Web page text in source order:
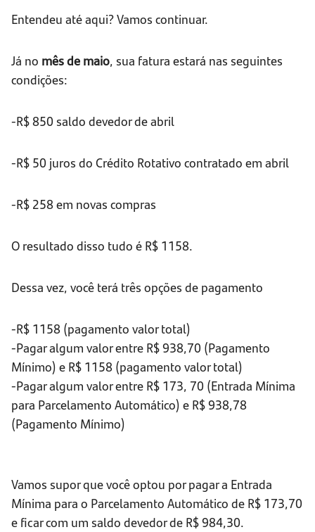
Entendeu até aqui? Vamos continuar.
Já no mês de maio, sua fatura estará nas seguintes
condições:
-R$ 850 saldo devedor de abril
-R$ 50 juros do Crédito Rotativo contratado em abril
-R$ 258 em novas compras
O resultado disso tudo é R$ 1158.
Dessa vez, você terá três opções de pagamento
-R$ 1158 (pagamento valor total)
-Pagar algum valor entre R$ 938,70 (Pagamento
Mínimo) e R$ 1158 (pagamento valor total)
-Pagar algum valor entre R$ 173, 70 (Entrada Mínima
para Parcelamento Automático) e R$ 938,78
(Pagamento Mínimo)
Vamos supor que você optou por pagar a Entrada
Mínima para o Parcelamento Automático de R$ 173,70
e ficar com um saldo devedor de R$ 984,30.